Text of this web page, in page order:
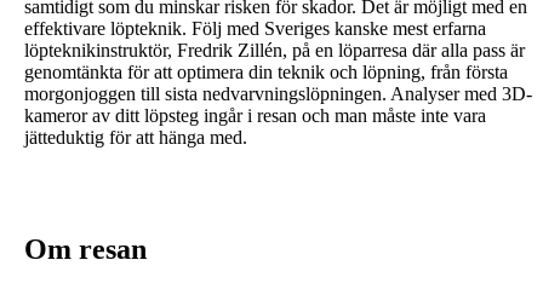
samtidigt som du minskar risken för skador. Det är möjligt med en
effektivare löpteknik. Följ med Sveriges kanske mest erfarna
löpteknikinstruktör, Fredrik Zillén, på en löparresa där alla pass är
genomtänkta för att optimera din teknik och löpning, från första
morgonjoggen till sista nedvarvningslöpningen. Analyser med 3D-
kameror av ditt löpsteg ingår i resan och man måste inte vara
jätteduktig för att hänga med.
Om resan